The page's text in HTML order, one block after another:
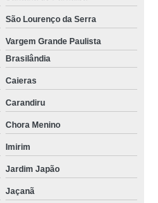
São Lourenço da Serra
Vargem Grande Paulista
Brasilândia
Caieras
Carandiru
Chora Menino
Imirim
Jardim Japão
Jaçanã